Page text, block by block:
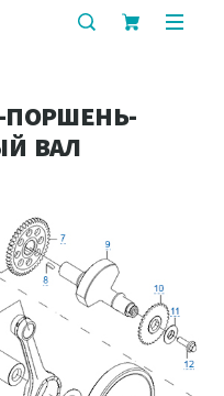
показать
поиска
ПОРШЕНЬ-
ВАЛ